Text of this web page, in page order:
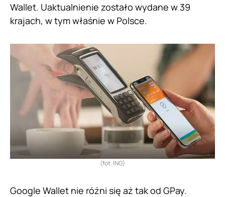
Wallet. Uaktualnienie zostało wydane w 39
krajach, w tym właśnie w Polsce.
(fot. ING)
Google Wallet nie różni się aż tak od GPay.